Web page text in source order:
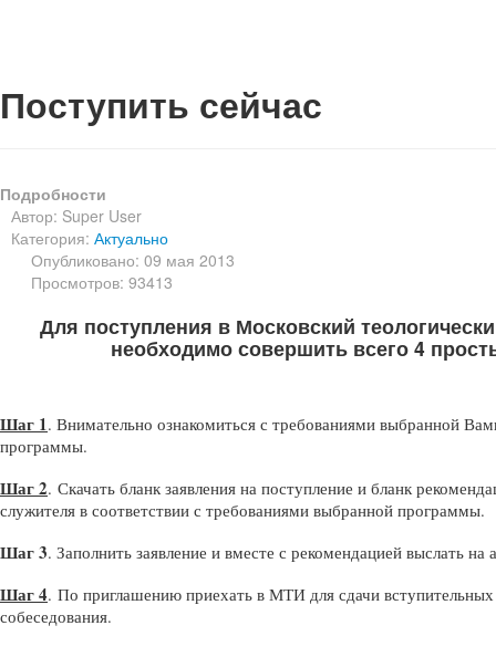
Поступить сейчас
Подробности
Автор: Super User
Категория: Актуально
Опубликовано: 09 мая 2013
Просмотров: 93413
Для поступления в Московский
необходимо совершить всего 4
Шаг 1. Внимательно ознакомиться с требованиями выбранной
программы.
Шаг 2. Скачать бланк заявления на поступление и бланк
служителя в соответствии с требованиями выбранной программы.
Шаг 3. Заполнить заявление и вместе с рекомендацией выслать
Шаг 4. По приглашению приехать в МТИ для сдачи
собеседования.